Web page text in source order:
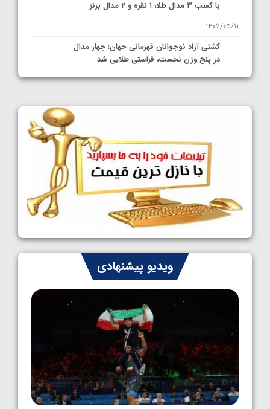
با کسب ۳ مدال طلا، ۱ نقره و ۲ مدال برنز
1405/05/11
کشتی آزاد نوجوانان قهرمانی جهان؛ چهار مدال
در پنج وزن نخست، فراستی طلایی شد
1405/05/11
کشتی آزاد نوجوانان جهان؛ رقبای نمایندگان
ایران مشخص شدند
1405/05/08
کشتی فرنگی نوجوانان جهان؛ سکوی تیمی
سوم برای ایران
1405/05/07
ایران چشم به راه چهار مدال در پنج وزن دوم
کشتی فرنگی نوجوانان جهان
1405/05/06
ویدیو پیشنهادی